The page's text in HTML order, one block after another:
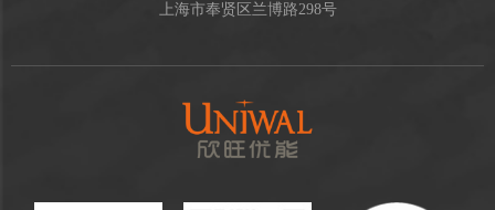
上海市奉贤区兰博路298号